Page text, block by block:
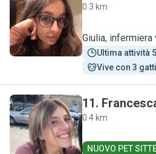
G
0.3 km
Giulia, infermiera
Ultima attività
Vive con 3 gatti
F
11.
0.4 km
NUOVO PET